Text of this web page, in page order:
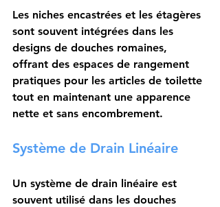
Les niches encastrées et les étagères
sont souvent intégrées dans les
designs de douches romaines,
offrant des espaces de rangement
pratiques pour les articles de toilette
tout en maintenant une apparence
nette et sans encombrement.
Système de Drain Linéaire
Un système de drain linéaire est
souvent utilisé dans les douches